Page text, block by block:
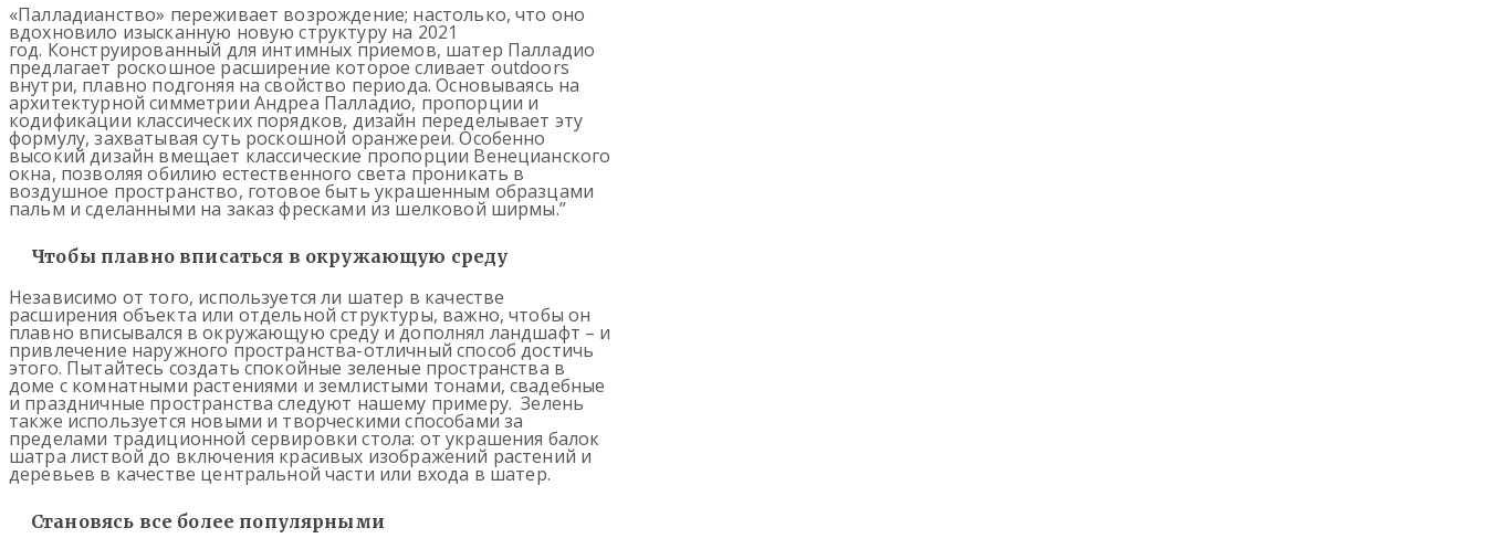
«Палладианство» переживает возрождение; настолько, что оно
вдохновило изысканную новую структуру на 2021
год. Конструированный для интимных приемов, шатер Палладио
предлагает роскошное расширение которое сливает outdoors
внутри, плавно подгоняя на свойство периода. Основываясь на
архитектурной симметрии Андреа Палладио, пропорции и
кодификации классических порядков, дизайн переделывает эту
формулу, захватывая суть роскошной оранжереи. Особенно
высокий дизайн вмещает классические пропорции Венецианского
окна, позволяя обилию естественного света проникать в
воздушное пространство, готовое быть украшенным образцами
пальм и сделанными на заказ фресками из шелковой ширмы.”
Чтобы плавно вписаться в окружающую среду
Независимо от того, используется ли шатер в качестве
расширения объекта или отдельной структуры, важно, чтобы он
плавно вписывался в окружающую среду и дополнял ландшафт – и
привлечение наружного пространства-отличный способ достичь
этого. Пытайтесь создать спокойные зеленые пространства в
доме с комнатными растениями и землистыми тонами, свадебные
и праздничные пространства следуют нашему примеру. Зелень
также используется новыми и творческими способами за
пределами традиционной сервировки стола: от украшения балок
шатра листвой до включения красивых изображений растений и
деревьев в качестве центральной части или входа в шатер.
Становясь все более популярными